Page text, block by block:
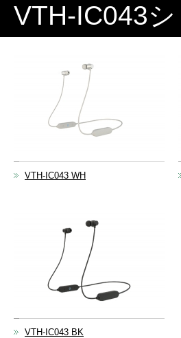
VTH-IC043
VTH-IC043 WH
VTH-IC043 BK